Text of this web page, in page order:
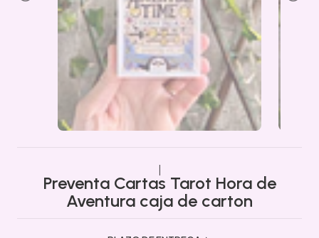
Preventa Cartas Tarot Hora de
Aventura caja de carton